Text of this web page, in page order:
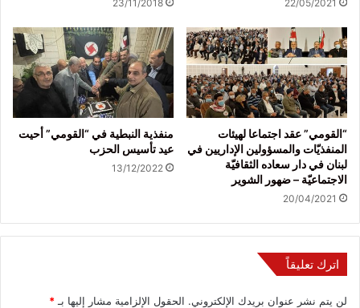
22/05/2021
23/11/2018
“القومي” عقد اجتماعا لهيئات
المنفذيّات والمسؤولين الإداريين في
لبنان في دار سعاده الثقافيّة
الاجتماعيّة – ضهور الشوير
20/04/2021
منفذية النبطية في “القومي” أحيت
عيد تأسيس الحزب
13/12/2022
اترك تعليقاً
لن يتم نشر عنوان بريدك الإلكتروني. الحقول الإلزامية مشار إليها بـ *